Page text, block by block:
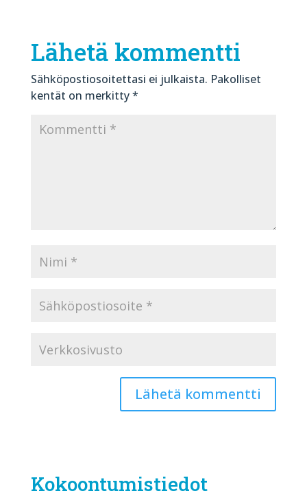
Lähetä kommentti
Sähköpostiosoitettasi ei julkaista. Pakolliset
kentät on merkitty*
Kokoontumistiedot